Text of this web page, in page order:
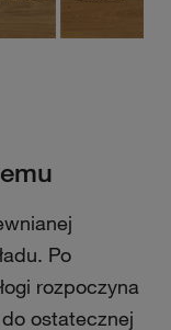
Po
rozpoczyna
ostatecznej